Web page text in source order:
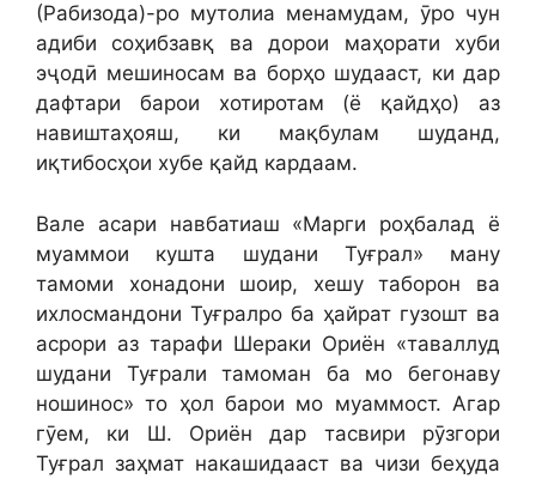
(Рабизода)-ро мутолиа менамудам, ӯро чун
адиби соҳибзавқ ва дорои маҳорати хуби
эҷодӣ мешиносам ва борҳо шудааст, ки дар
дафтари барои хотиротам (ё қайдҳо) аз
навиштаҳояш, ки мақбулам шуданд,
иқтибосҳои хубе қайд кардаам.
Вале асари навбатиаш «Марги роҳбалад ё
муаммои кушта шудани Туғрал» ману
тамоми хонадони шоир, хешу таборон ва
ихлосмандони Туғралро ба ҳайрат гузошт ва
асрори аз тарафи Шераки Ориён «таваллуд
шудани Туғрали тамоман ба мо бегонаву
ношинос» то ҳол барои мо муаммост. Агар
гӯем, ки Ш. Ориён дар тасвири рӯзгори
Туғрал заҳмат накашидааст ва чизи беҳуда